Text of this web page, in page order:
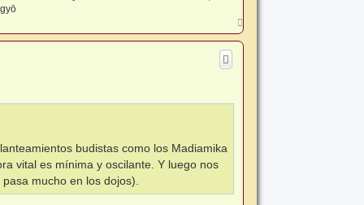
r
r
budistas como los Madiamika
vital es mínima y oscilante. Y luego nos
mucho en los dojos).